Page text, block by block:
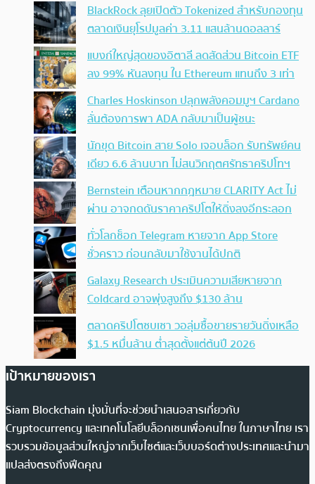
BlackRock ลุยเปิดตัว Tokenized สำหรับกองทุน
ตลาดเงินยุโรปมูลค่า 3.11 แสนล้านดอลลาร์
แบงก์ใหญ่สุดของอิตาลี ลดสัดส่วน Bitcoin ETF
ลง 99% หันลงทุน ใน Ethereum แทนถึง 3 เท่า
Charles Hoskinson ปลุกพลังคอมมูฯ Cardano
ลั่นต้องการพา ADA กลับมาเป็นผู้ชนะ
นักขุด Bitcoin สาย Solo เจอบล็อก รับทรัพย์คน
เดียว 6.6 ล้านบาท ไม่สนวิกฤตศรัทธาคริปโทฯ
Bernstein เตือนหากกฎหมาย CLARITY Act ไม่
ผ่าน อาจกดดันราคาคริปโตให้ดิ่งลงอีกระลอก
ทั่วโลกช็อก Telegram หายจาก App Store
ชั่วคราว ก่อนกลับมาใช้งานได้ปกติ
Galaxy Research ประเมินความเสียหายจาก
Coldcard อาจพุ่งสูงถึง $130 ล้าน
ตลาดคริปโตซบเซา วอลุ่มซื้อขายรายวันดิ่งเหลือ
$1.5 หมื่นล้าน ต่ำสุดตั้งแต่ต้นปี 2026
เป้าหมายของเรา
Siam Blockchain มุ่งมั่นที่จะช่วยนำเสนอสารเกี่ยวกับ
Cryptocurrency และเทคโนโลยีบล็อกเชนเพื่อคนไทย ในภาษาไทย เรา
รวบรวมข้อมูลส่วนใหญ่จากเว็บไซต์และเว็บบอร์ดต่างประเทศและนำมา
แปลส่งตรงถึงฟีดคุณ